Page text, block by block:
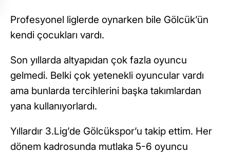
Profesyonel liglerde oynarken bile Gölcük’ün
kendi çocukları vardı.
Son yıllarda altyapıdan çok fazla oyuncu
gelmedi. Belki çok yetenekli oyuncular vardı
ama bunlarda tercihlerini başka takımlardan
yana kullanıyorlardı.
Yıllardır 3.Lig’de Gölcükspor’u takip ettim. Her
dönem kadrosunda mutlaka 5-6 oyuncu